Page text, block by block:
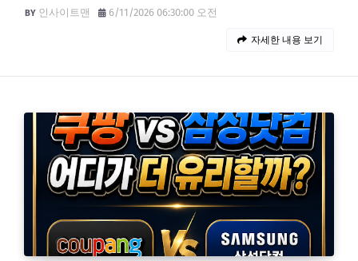
인사이트맨
6/11/2026 06:30:00 오전
자세한 내용 보기